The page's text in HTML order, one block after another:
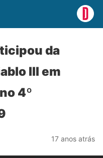
da
III em
4º
17 anos atrás